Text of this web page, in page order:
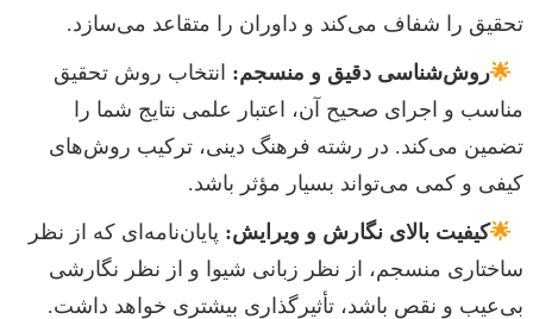
تحقیق را شفاف می‌کند و داوران را متقاعد می‌سازد.
🌟روش‌شناسی دقیق و منسجم: انتخاب روش تحقیق
مناسب و اجرای صحیح آن، اعتبار علمی نتایج شما را
تضمین می‌کند. در رشته فرهنگ دینی، ترکیب روش‌های
کیفی و کمی می‌تواند بسیار مؤثر باشد.
🌟کیفیت بالای نگارش و ویرایش: پایان‌نامه‌ای که از نظر
ساختاری منسجم، از نظر زبانی شیوا و از نظر نگارشی
بی‌عیب و نقص باشد، تأثیرگذاری بیشتری خواهد داشت.